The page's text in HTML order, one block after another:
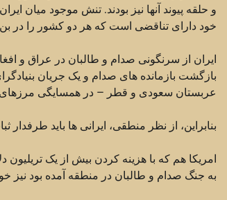
و حلقه پیوند آنها نیز بودند. تنش موجود میان
خود دارای تناقضی است که هر دو کشور را در
ایران از سرنگونی صدام و طالبان در عراق و
بازگشت بازمانده های صدام و یک جریان
عربستان سعودی و قطر – در همسایگی
بنابراین، از نظر منطقی، ایرانی ها باید
امریکا هم که با هزینه کردن بیش از یک
به جنگ صدام و طالبان در منطقه آمده بود